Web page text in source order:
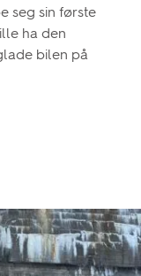
seg sin første
ha den
bilen på